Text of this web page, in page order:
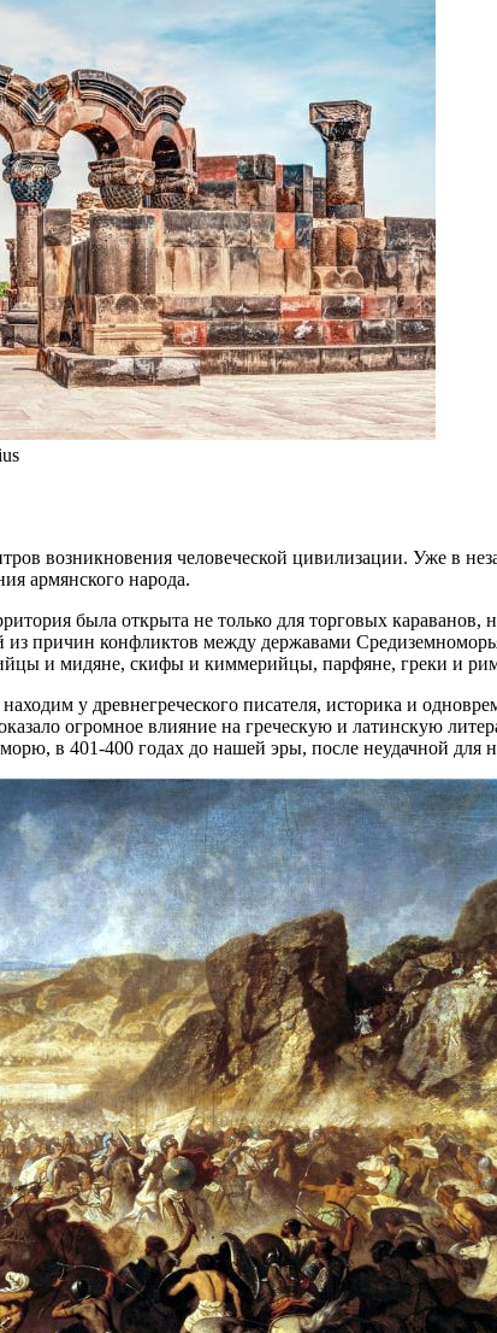
возникновения человеческой цивилизации. Уже в
армянского народа.
была открыта не только для торговых караванов,
из причин конфликтов между державами
и мидяне, скифы и киммерийцы, парфяне, греки и
у древнегреческого писателя, историка и
огромное влияние на греческую и латинскую
в 401-400 годах до нашей эры, после неудачной